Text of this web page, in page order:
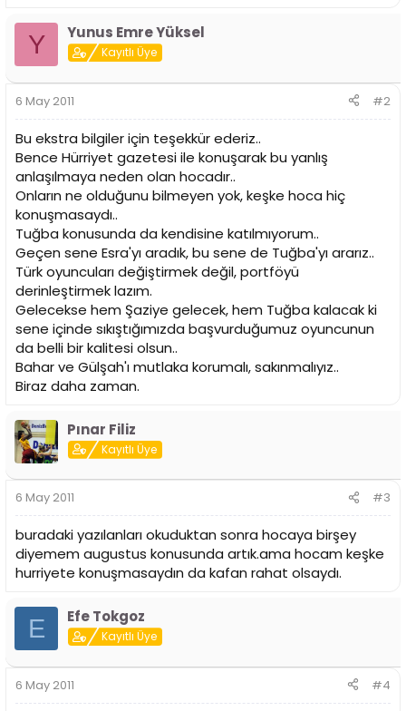
Y Yunus Emre Yüksel
Kayıtlı Üye
6 May 2011 #2
Bu ekstra bilgiler için teşekkür ederiz..
Bence Hürriyet gazetesi ile konuşarak bu yanlış
anlaşılmaya neden olan hocadır..
Onların ne olduğunu bilmeyen yok, keşke hoca hiç
konuşmasaydı..
Tuğba konusunda da kendisine katılmıyorum..
Geçen sene Esra'yı aradık, bu sene de Tuğba'yı ararız..
Türk oyuncuları değiştirmek değil, portföyü
derinleştirmek lazım.
Gelecekse hem Şaziye gelecek, hem Tuğba kalacak ki
sene içinde sıkıştığımızda başvurduğumuz oyuncunun
da belli bir kalitesi olsun..
Bahar ve Gülşah'ı mutlaka korumalı, sakınmalıyız..
Biraz daha zaman.
Pınar Filiz
Kayıtlı Üye
6 May 2011 #3
buradaki yazılanları okuduktan sonra hocaya birşey
diyemem augustus konusunda artık.ama hocam keşke
hurriyete konuşmasaydın da kafan rahat olsaydı.
E Efe Tokgoz
Kayıtlı Üye
6 May 2011 #4